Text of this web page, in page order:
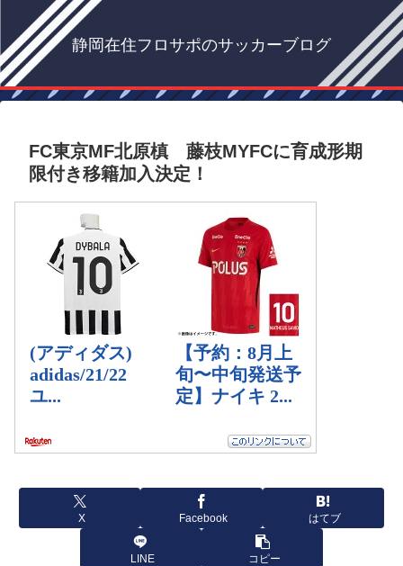
静岡在住フロサポのサッカーブログ
FC東京MF北原槙 藤枝MYFCに育成形期
限付き移籍加入決定！
X Facebook はてブ
LINE コピー